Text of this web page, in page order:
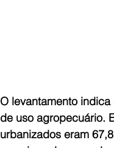
O levantamento
de uso agropecuário.
urbanizados eram